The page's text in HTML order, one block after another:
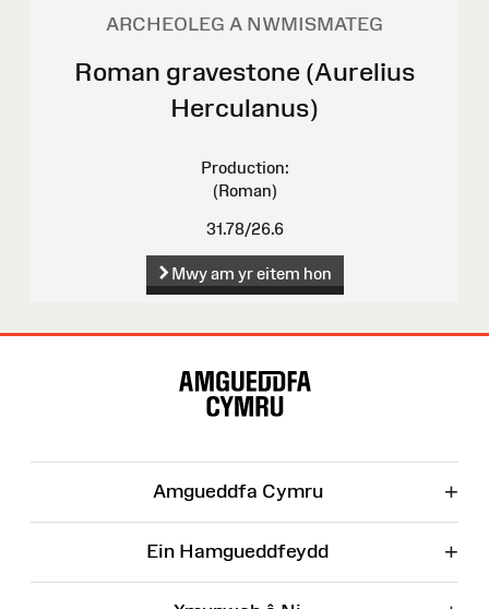
ARCHEOLEG A NWMISMATEG
Roman gravestone (Aurelius
Herculanus)
Production:
(Roman)
31.78/26.6
Mwy am yr eitem hon
Amgueddfa Cymru +
Ein Hamgueddfeydd +